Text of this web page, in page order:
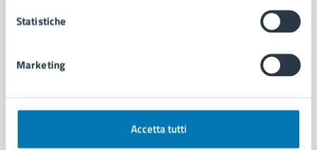
Statistiche
Marketing
Accetta tutti
Comune di Napoli
AMMINISTRAZIONE
Organi di governo